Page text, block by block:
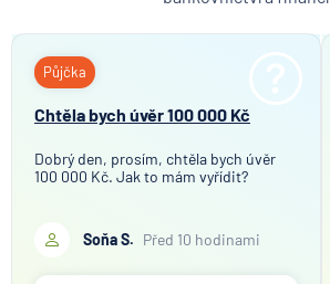
Půjčka
Chtěla bych úvěr 100 000 Kč
Dobrý den, prosím, chtěla bych úvěr
100 000 Kč. Jak to mám vyřídit?
Soňa S. Před 10 hodinami